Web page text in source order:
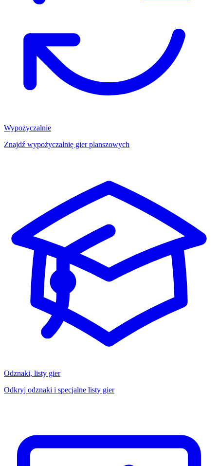
Wypożyczalnie
Znajdź wypożyczalnię gier planszowych
Odznaki, listy gier
Odkryj odznaki i specjalne listy gier